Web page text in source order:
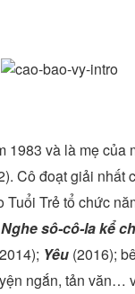
1983 và là mẹ của
Cô đoạt giải nhất
Tuổi Trẻ tổ chức
Nghe sô-cô-la kể
Yêu (2016);
ngắn, tản văn…